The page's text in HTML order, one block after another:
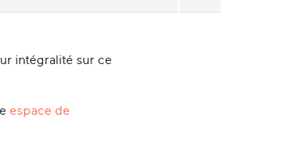
intégralité sur ce
espace de